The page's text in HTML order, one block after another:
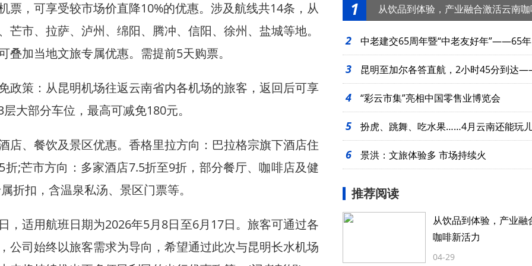
可享受较市场价直降10%的优惠。涉及航线共14条，从
市、拉萨、泸州、绵阳、腾冲、信阳、徐州、盐城等地。
加当地文旅专属优惠。需提前5天购票。
：从昆明机场往返云南省内各机场的旅客，返回后可享
大部分车位，最高可减免180元。
餐饮及景区优惠。香格里拉方向：巴拉格宗旗下酒店住
;芒市方向：多家酒店7.5折至9折，部分餐厅、咖啡店及健
折扣，含温泉私汤、景区门票等。
用航班日期为2026年5月8日至6月17日。旅客可通过各
公司始终以旅客需求为导向，希望通过此次与昆明长水机场
从饮品到体验，产业融合激活云南
1
2 中老建交65周年暨“中老友好年”——65
起
3 昆明至加尔各答直航，2小时45分到达
么近
4 “彩云市集”亮相中国零售业博览会
5 扮虎、跳舞、吃水果……4月云南还能玩
6 景洪：文旅体验多 市场持续火
推荐阅读
从饮品到体验，产业融
咖啡新活力
04-29